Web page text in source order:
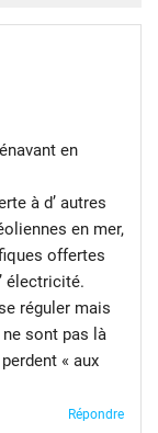
en
à d’ autres
en mer,
offertes
électricité.
réguler mais
sont pas là
« aux
Répondre